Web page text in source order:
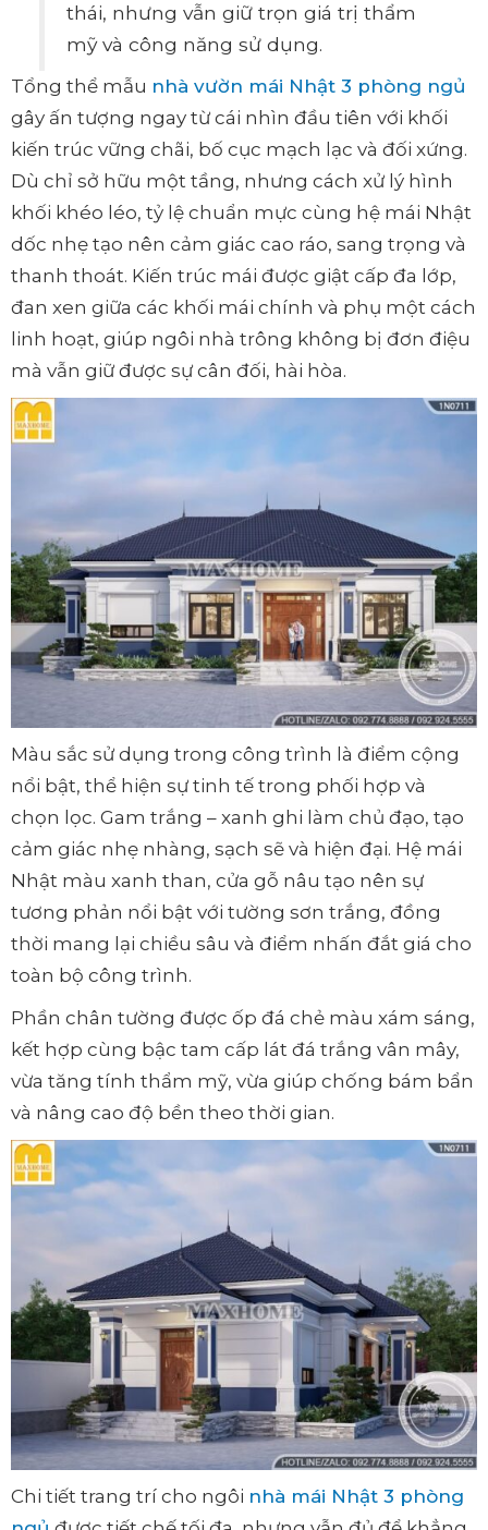
thái, nhưng vẫn giữ trọn giá trị thẩm
mỹ và công năng sử dụng.
Tổng thể mẫu nhà vườn mái Nhật 3 phòng ngủ
gây ấn tượng ngay từ cái nhìn đầu tiên với khối
kiến trúc vững chãi, bố cục mạch lạc và đối xứng.
Dù chỉ sở hữu một tầng, nhưng cách xử lý hình
khối khéo léo, tỷ lệ chuẩn mực cùng hệ mái Nhật
dốc nhẹ tạo nên cảm giác cao ráo, sang trọng và
thanh thoát. Kiến trúc mái được giật cấp đa lớp,
đan xen giữa các khối mái chính và phụ một cách
linh hoạt, giúp ngôi nhà trông không bị đơn điệu
mà vẫn giữ được sự cân đối, hài hòa.
Màu sắc sử dụng trong công trình là điểm cộng
nổi bật, thể hiện sự tinh tế trong phối hợp và
chọn lọc. Gam trắng – xanh ghi làm chủ đạo, tạo
cảm giác nhẹ nhàng, sạch sẽ và hiện đại. Hệ mái
Nhật màu xanh than, cửa gỗ nâu tạo nên sự
tương phản nổi bật với tường sơn trắng, đồng
thời mang lại chiều sâu và điểm nhấn đắt giá cho
toàn bộ công trình.
Phần chân tường được ốp đá chẻ màu xám sáng,
kết hợp cùng bậc tam cấp lát đá trắng vân mây,
vừa tăng tính thẩm mỹ, vừa giúp chống bám bẩn
và nâng cao độ bền theo thời gian.
Chi tiết trang trí cho ngôi nhà mái Nhật 3 phòng